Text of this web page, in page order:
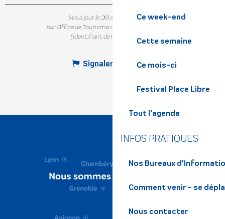
Ce week-end
Cette semaine
Ce mois-ci
Festival Place Libre
Tout l'agenda
INFOS PRATIQUES
Nos Bureaux
Comment venir - se
Nous contacter
Mis à jour le 09 avril 2026 à 10:36
par Office de Tourisme de Belledonne Chartreuse
(Identifiant de l'offre :
Signaler une erreur